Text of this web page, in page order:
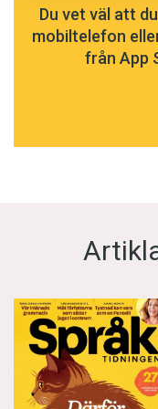
Du vet väl att
mobiltelefon
från App